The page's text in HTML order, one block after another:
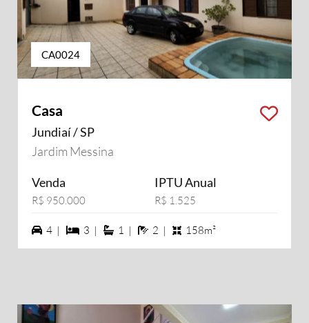
CA0024
Casa
Jundiaí / SP
Jardim Messina
Venda
R$ 950.000
IPTU Anual
R$ 1.525
4 vagas na garagem
4 | 3 dormiórios
3 | 1 suítes
1 | 2 banheiros
2 | 158m²